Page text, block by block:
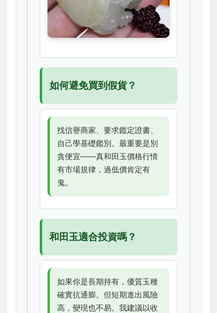
如何避免買到假貨？
找信譽商家、要求鑑定證書、
自己學基礎鑑別。最重要是別
貪便宜——真和田玉價格行情
有市場規律，過低價肯定有
鬼。
和田玉適合投資嗎？
如果你是長期持有，優質玉種
確實抗通膨。但短期進出風險
高，變現也不易。我建議以收